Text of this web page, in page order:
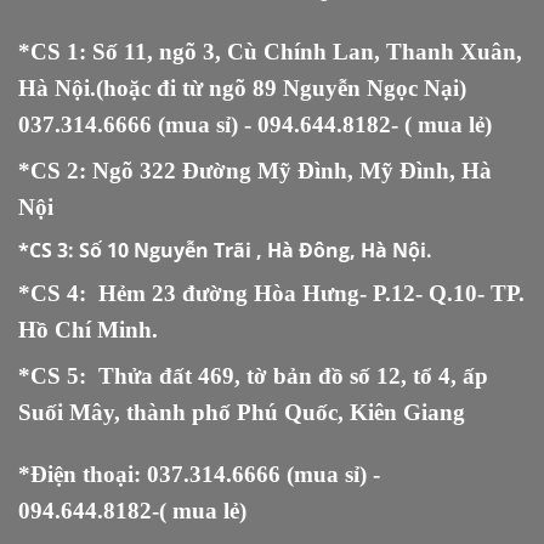
*CS 1: Số 11, ngõ 3, Cù Chính Lan, Thanh Xuân,
Hà Nội.(hoặc đi từ ngõ 89 Nguyễn Ngọc Nại)
037.314.6666 (mua sỉ) - 094.644.8182- ( mua lẻ)
*CS 2: Ngõ 322 Đường Mỹ Đình, Mỹ Đình, Hà
Nội
*CS 3: Số 10 Nguyễn Trãi , Hà Đông, Hà Nội.
*CS 4: Hẻm 23 đường Hòa Hưng- P.12- Q.10- TP.
Hồ Chí Minh.
*CS 5: Thửa đất 469, tờ bản đồ số 12, tổ 4, ấp
Suối Mây, thành phố Phú Quốc, Kiên Giang
*Điện thoại: 037.314.6666 (mua sỉ) -
094.644.8182-( mua lẻ)